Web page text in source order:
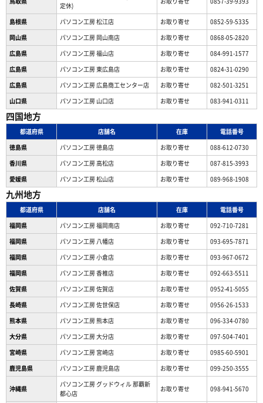
定休)
島根県 パソコン工房 松江店 お取り寄せ
0852-59-5335
岡山県
パソコン工房 岡山南店 お取り寄せ
0868-05-2820
広島県
パソコン工房 福山店 お取り寄せ
084-991-1577
広島県
パソコン工房 東広島店 お取り寄せ
0824-31-0290
広島県
パソコン工房 広島商工センター店 お取り寄せ
082-501-3251
山口県
パソコン工房 山口店 お取り寄せ 083-941-0311
四国地方
都道府県 店舗名 在庫
電話番号
徳島県
パソコン工房 徳島店 お取り寄せ
088-612-0730
香川県
パソコン工房 高松店 お取り寄せ
087-815-3993
愛媛県
パソコン工房 松山店 お取り寄せ 089-968-1908
九州地方
都道府県 店舗名 在庫
電話番号
福岡県
パソコン工房 福岡南店 お取り寄せ
092-710-7281
福岡県
パソコン工房 八幡店 お取り寄せ
093-695-7871
福岡県
パソコン工房 小倉店 お取り寄せ
093-967-0672
福岡県
パソコン工房 香椎店 お取り寄せ
092-663-5511
佐賀県
パソコン工房 佐賀店 お取り寄せ
0952-41-5055
長崎県
パソコン工房 佐世保店 お取り寄せ
0956-26-1533
熊本県
パソコン工房 熊本店 お取り寄せ
096-334-0780
大分県
パソコン工房 大分店 お取り寄せ
097-504-7401
宮崎県
パソコン工房 宮崎店 お取り寄せ
0985-60-5901
鹿児島県
パソコン工房 鹿児島店 お取り寄せ 099-250-3555
沖縄県
パソコン工房 グッドウィル 那覇新
都心店
お取り寄せ 098-941-5670